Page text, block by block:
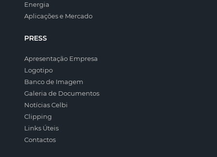
Energia
Aplicações e Mercado
PRESS
Apresentação Empresa
Logotipo
Banco de Imagem
Galeria de Documentos
Notícias Celbi
Clipping
Links Úteis
Contactos